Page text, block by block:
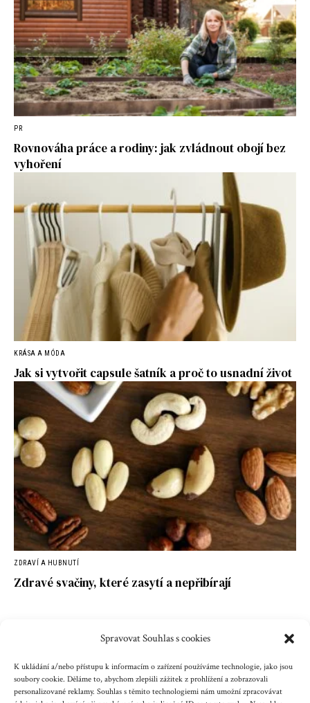
Spravovat Souhlas s cookies
K ukládání a/nebo přístupu k informacím o zařízení používáme technologie, jako jsou
soubory cookie. Děláme to, abychom zlepšili zážitek z prohlížení a zobrazovali
personalizované reklamy. Souhlas s těmito technologiemi nám umožní zpracovávat
PR
Rovnováha práce a rodiny: jak zvládnout obojí bez
vyhoření
KRÁSA A MÓDA
Jak si vytvořit capsule šatník a proč to usnadní život
ZDRAVÍ A HUBNUTÍ
Zdravé svačiny, které zasytí a nepřibírají
Kontakt Reklama Cookies Ochrana údajů
Copyright © 2023 zenazenam.cz